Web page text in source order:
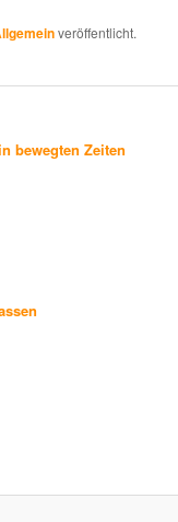
veröffentlicht.
bewegten Zeiten